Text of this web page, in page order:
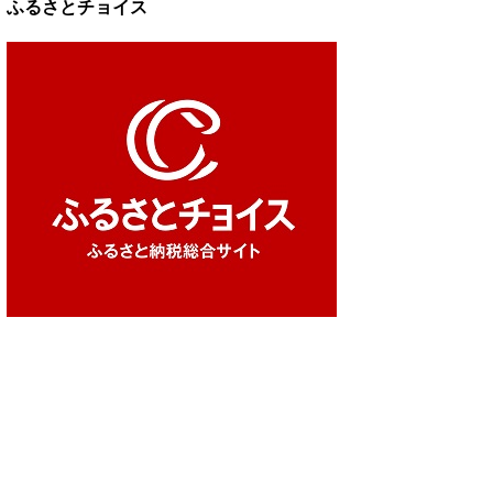
ふるさとチョイス